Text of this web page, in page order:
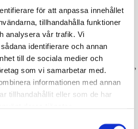
för att anpassa innehållet
tillhandahålla funktioner
analysera vår trafik. Vi
identifierare och annan
till de sociala medier och
som vi samarbetar med.
informationen med annan
tillhandahållit eller som de har
Suvi Sjöblom
museiverksamhet,
samt beställer skötseln och